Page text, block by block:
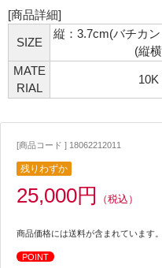
[商品詳細]
SIZE
縦：3.7cm(バチカ
(縦
MATE
RIAL
[商品コード ] 18062212011
残りわずか
25,000円 （税込）
商品価格には送料が含まれています。
POINT